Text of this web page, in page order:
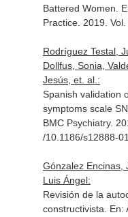
Battered Women.
Practice. 2019.
Rodríguez Testal,
Dollfus, Sonia,
Jesús, et. al.:
Spanish validation
symptoms scale
BMC Psychiatry.
/10.1186/s12888-
Gónzalez Encinas,
Luis Ángel:
Revisión de la
constructivista. En: